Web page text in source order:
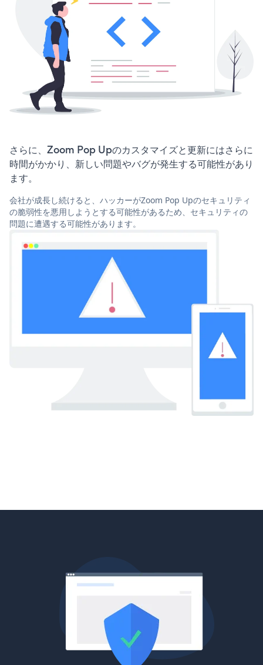
さらに、Zoom Pop Upのカスタマイズと更新にはさらに
時間がかかり、新しい問題やバグが発生する可能性があり
ます。
会社が成長し続けると、ハッカーがZoom Pop Upのセキュリティ
の脆弱性を悪用しようとする可能性があるため、セキュリティの
問題に遭遇する可能性があります。